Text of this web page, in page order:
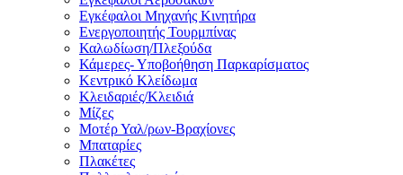
Εγκέφαλοι Μηχανής Κινητήρα
Ενεργοποιητής Τουρμπίνας
Καλωδίωση/Πλεξούδα
Κάμερες- Υποβοήθηση Παρκαρίσματος
Κεντρικό Κλείδωμα
Κλειδαριές/Κλειδιά
Μίζες
Μοτέρ Υαλ/ρων-Βραχίονες
Μπαταρίες
Πλακέτες